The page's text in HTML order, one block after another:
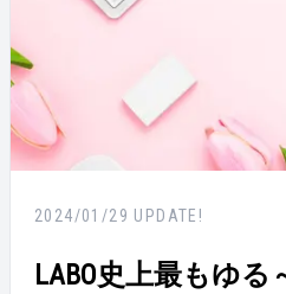
2024/01/29 UPDATE!
LABO史上最もゆ